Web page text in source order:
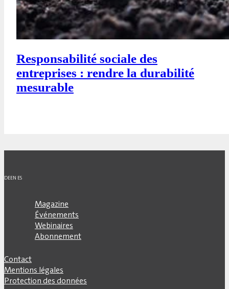
Responsabilité sociale des
entreprises : rendre la durabilité
mesurable
DEEN ES
Magazine
Événements
Webinaires
Abonnement
Contact
Mentions légales
Protection des données